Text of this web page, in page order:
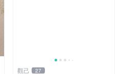
觀己 27